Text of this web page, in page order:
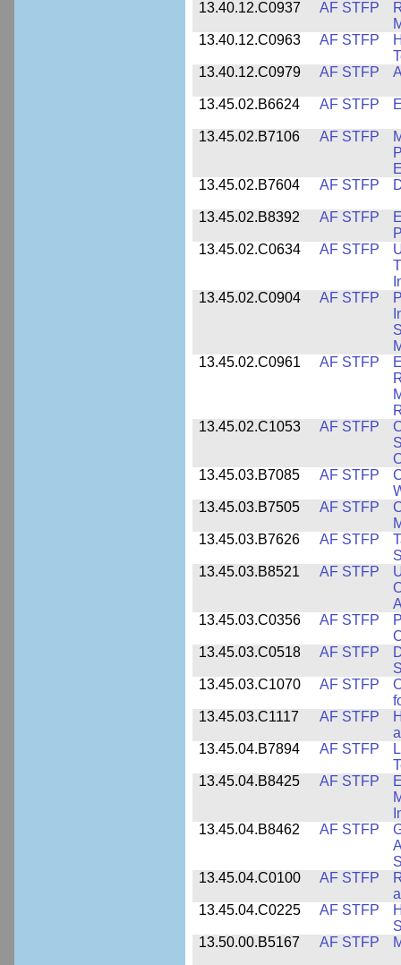
13.40.12.C0937 AF STFP
13.40.12.C0963
AF STFP
13.40.12.C0979
AF STFP
13.45.02.B6624 AF STFP
13.45.02.B7106 AF STFP
13.45.02.B7604
AF STFP
13.45.02.B8392 AF STFP
13.45.02.C0634
AF STFP
13.45.02.C0904
AF STFP
13.45.02.C0961
AF STFP
13.45.02.C1053
AF STFP
13.45.03.B7085
AF STFP
13.45.03.B7505
AF STFP
13.45.03.B7626
AF STFP
13.45.03.B8521
AF STFP
13.45.03.C0356
AF STFP
13.45.03.C0518
AF STFP
13.45.03.C1070
AF STFP
13.45.03.C1117
AF STFP
13.45.04.B7894
AF STFP
13.45.04.B8425
AF STFP
13.45.04.B8462
AF STFP
13.45.04.C0100
AF STFP
13.45.04.C0225
AF STFP
13.50.00.B5167
AF STFP